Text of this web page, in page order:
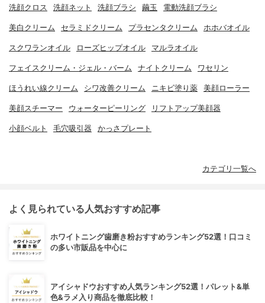
洗顔クロス 洗顔ネット 洗顔ブラシ 繭玉 電動洗顔ブラシ
美白クリーム セラミドクリーム プラセンタクリーム ホホバオイル
スクワランオイル ローズヒップオイル マルラオイル
フェイスクリーム・ジェル・バーム ナイトクリーム ワセリン
ほうれい線クリーム シワ改善クリーム ニキビ塗り薬 美顔ローラー
美顔スチーマー ウォーターピーリング リフトアップ美顔器
小顔ベルト 毛穴吸引器 かっさプレート
カテゴリ一覧へ
よく見られている人気おすすめ記事
ホワイトニング歯磨き粉おすすめランキング52選！口コミ
の多い市販品を中心に
アイシャドウおすすめ人気ランキング52選！パレット&単
色&ラメ入り商品を徹底比較！